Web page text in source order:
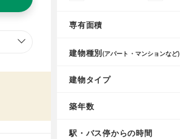
専有面積
建物種別(アパート・マンションなど)
建物タイプ
築年数
駅・バス停からの時間